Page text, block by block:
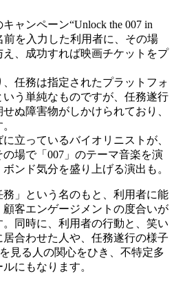
ャンペーン“Unlock the 007 in
前を入力した利用者に、その場
、成功すれば映画チケットをプ
任務は指定されたプラットフォ
う単純なものですが、任務遂行
ぬ障害物がしかけられており、
立っているバイオリニストが、
場で「007」のテーマ音楽を演
ンド気分を盛り上げる演出も。
」という名のもと、利用者に能
客エンゲージメントの度合いが
同時に、利用者の行動と、笑い
合わせた人や、任務遂行の様子
見る人の関心をひき、不特定多
にもなります。